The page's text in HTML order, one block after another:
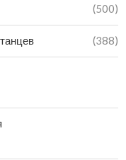
(500)
(388)